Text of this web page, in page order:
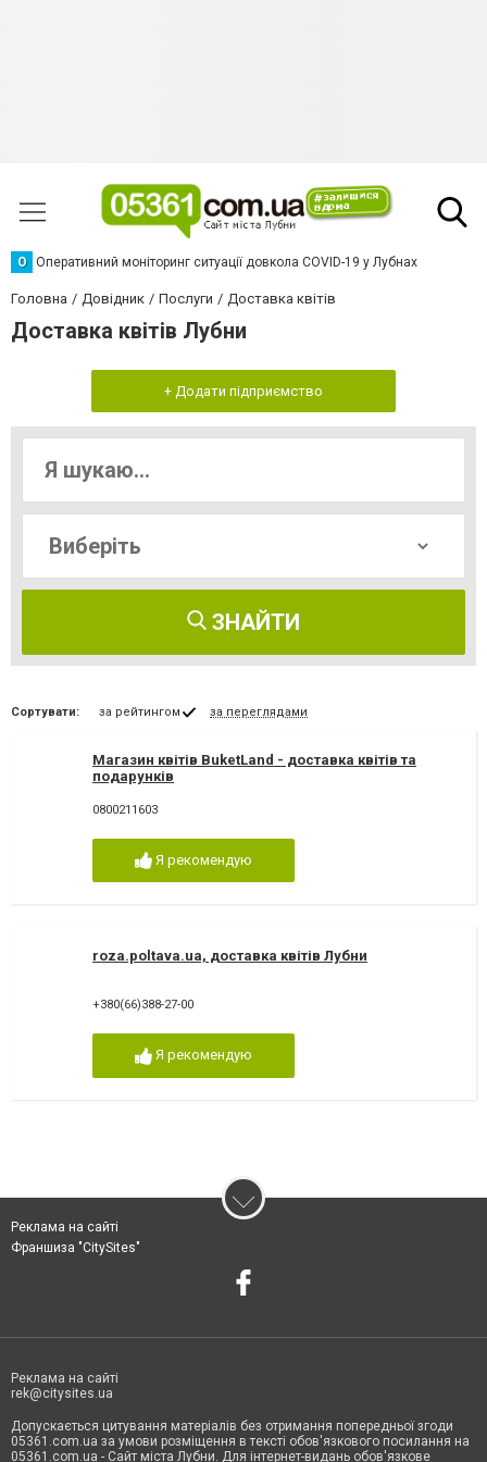
О Оперативний моніторинг ситуації довкола COVID-19 у Лубнах
Головна Довідник Послуги Доставка квітів
Доставка квітів Лубни
+ Додати підприємство
ЗНАЙТИ
Сортувати: за рейтингом за переглядами
Магазин квітів BuketLand - доставка квітів та
подарунків
0800211603
Я рекомендую
roza.poltava.ua, доставка квітів Лубни
+380(66)388-27-00
Я рекомендую
Реклама на сайті
Франшиза "CitySites"
Реклама на сайті
rek@citysites.ua
Допускається цитування матеріалів без отримання попередньої згоди
05361.com.ua за умови розміщення в тексті обов'язкового посилання на
05361.com.ua - Сайт міста Лубни. Для інтернет-видань обов'язкове